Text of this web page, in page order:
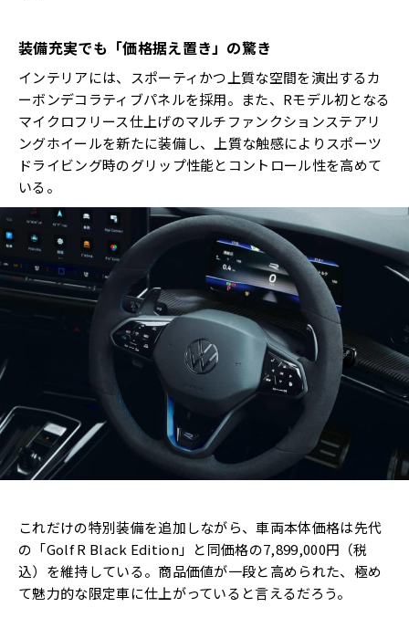
装備充実でも「価格据え置き」の驚き
インテリアには、スポーティかつ上質な空間を演出するカ
ーボンデコラティブパネルを採用。また、Rモデル初となる
マイクロフリース仕上げのマルチファンクションステアリ
ングホイールを新たに装備し、上質な触感によりスポーツ
ドライビング時のグリップ性能とコントロール性を高めて
いる。
これだけの特別装備を追加しながら、車両本体価格は先代
の「Golf R Black Edition」と同価格の7,899,000円（税
込）を維持している。商品価値が一段と高められた、極め
て魅力的な限定車に仕上がっていると言えるだろう。